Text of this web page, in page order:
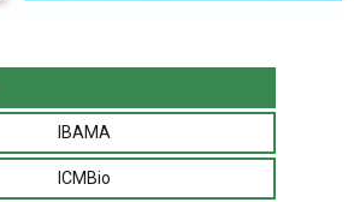
IBAMA
ICMBio